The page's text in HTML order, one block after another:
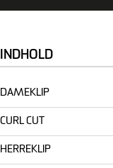
INDHOLD
DAMEKLIP
CURL CUT
HERREKLIP